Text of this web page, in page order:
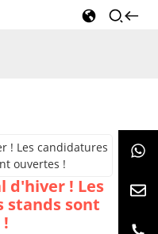
d'hiver ! Les
stands sont